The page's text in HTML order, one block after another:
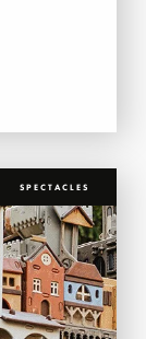
SPECTACLES